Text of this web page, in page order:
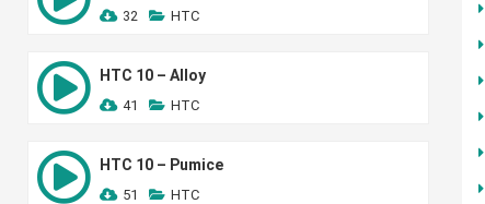
32 HTC
HTC 10 – Alloy
41 HTC
HTC 10 – Pumice
51 HTC